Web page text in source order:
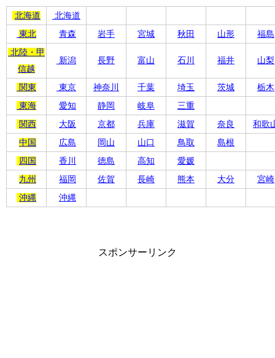
北海道
北海道
東北
青森 岩手 宮城 秋田 山形
福島
北陸・甲
信越
新潟 長野 富山 石川 福井 山梨
関東 東京 神奈川 千葉 埼玉 茨城
栃木
東海
愛知 静岡 岐阜
三重
関西
大阪 京都 兵庫 滋賀 奈良
和歌
中国
広島 岡山 山口 鳥取
島根
四国
香川 徳島 高知
愛媛
九州
福岡 佐賀 長崎 熊本 大分
宮崎
沖縄
沖縄
スポンサーリンク